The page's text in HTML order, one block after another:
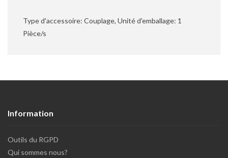
Type d'accessoire: Couplage, Unité d'emballage: 1
Pièce/s
Information
Outils du RGPD
Qui sommes nous?